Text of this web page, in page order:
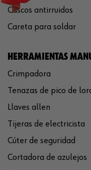
Cascos antirruidos
Careta para soldar
HERRAMIENTAS
Crimpadora
Tenazas de pico de
Llaves allen
Tijeras de electricista
Cúter de seguridad
Cortadora de azulejos